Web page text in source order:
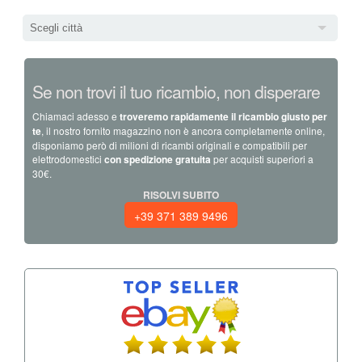
Scegli città
Se non trovi il tuo ricambio, non disperare
Chiamaci adesso e troveremo rapidamente il ricambio giusto per
te, il nostro fornito magazzino non è ancora completamente online,
disponiamo però di milioni di ricambi originali e compatibili per
elettrodomestici con spedizione gratuita per acquisti superiori a
30€.
RISOLVI SUBITO
+39 371 389 9496